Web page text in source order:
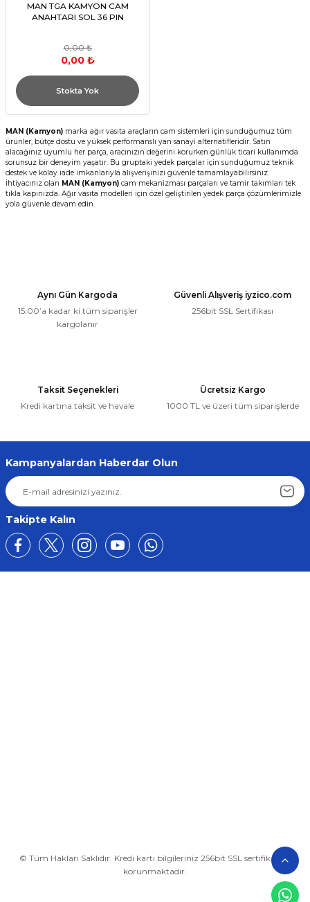
MAN TGA KAMYON CAM
ANAHTARI SOL 36 PIN
0,00 ₺
0,00 ₺
Stokta Yok
MAN (Kamyon) marka ağır vasıta araçların cam sistemleri için sunduğumuz tüm
ürünler, bütçe dostu ve yüksek performanslı yan sanayi alternatifleridir. Satın
alacağınız uyumlu her parça, aracınızın değerini korurken günlük ticari kullanımda
sorunsuz bir deneyim yaşatır. Bu gruptaki yedek parçalar için sunduğumuz teknik
destek ve kolay iade imkanlarıyla alışverişinizi güvenle tamamlayabilirsiniz.
İhtiyacınız olan MAN (Kamyon) cam mekanizması parçaları ve tamir takımları tek
tıkla kapınızda. Ağır vasıta modelleri için özel geliştirilen yedek parça çözümlerimizle
yola güvenle devam edin.
Aynı Gün Kargoda
15:00’a kadar ki tüm siparişler
kargolanır
Güvenli Alışveriş iyzico.com
256bit SSL Sertifikası
Taksit Seçenekleri
Kredi kartına taksit ve havale
Ücretsiz Kargo
1000 TL ve üzeri tüm siparişlerde
Kampanyalardan Haberdar Olun
Takipte Kalın
© Tüm Hakları Saklıdır. Kredi kartı bilgileriniz 256bit SSL sertifikası ile
korunmaktadır.